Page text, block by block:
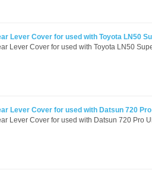
Lever Cover for used with Toyota LN50
Lever Cover for used with Toyota LN50
Lever Cover for used with Datsun 720 Pro
Lever Cover for used with Datsun 720 Pro